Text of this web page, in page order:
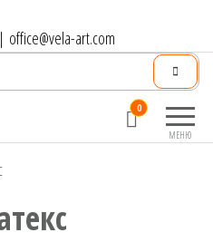
| office@vela-art.com
МЕНЮ
0